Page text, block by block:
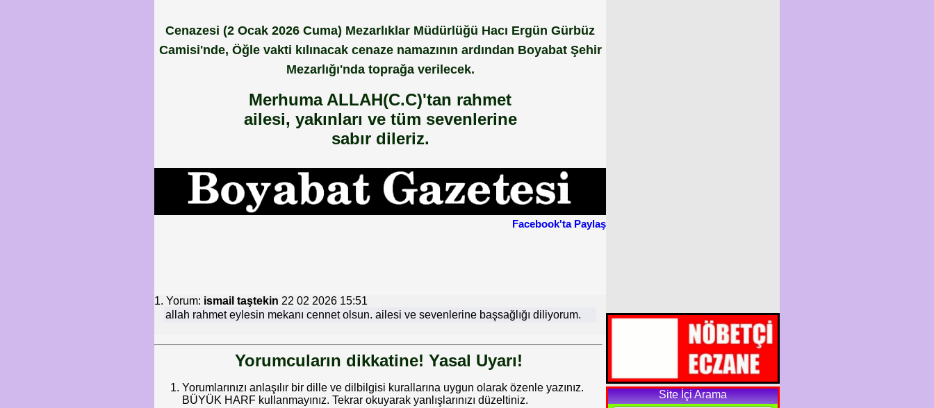
Cenazesi (2 Ocak 2026 Cuma) Mezarlıklar Müdürlüğü Hacı Ergün Gürbüz
Camisi'nde, Öğle vakti kılınacak cenaze namazının ardından Boyabat Şehir
Mezarlığı'nda toprağa verilecek.
Merhuma ALLAH(C.C)'tan rahmet
ailesi, yakınları ve tüm sevenlerine
sabır dileriz.
Facebook'ta Paylaş
1. Yorum: ismail taştekin 22 02 2026 15:51
allah rahmet eylesin mekanı cennet olsun. ailesi ve sevenlerine başsağlığı diliyorum.
Yorumcuların dikkatine! Yasal Uyarı!
Yorumlarınızı anlaşılır bir dille ve dilbilgisi kurallarına uygun olarak özenle yazınız.
BÜYÜK HARF kullanmayınız. Tekrar okuyarak yanlışlarınızı düzeltiniz.
Site İçi Arama